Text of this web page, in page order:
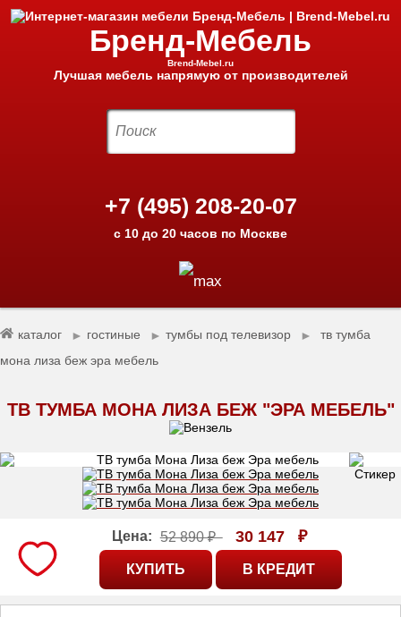
Бренд-Мебель
Brend-Mebel.ru
Лучшая мебель напрямую от производителей
+7 (495) 208-20-07
с 10 до 20 часов по Москве
каталог ► гостиные ► тумбы под телевизор ►
тв тумба
мона лиза беж эра мебель
ТВ ТУМБА МОНА ЛИЗА БЕЖ "ЭРА МЕБЕЛЬ"
Цена: 52 890 ₽ 30 147 ₽